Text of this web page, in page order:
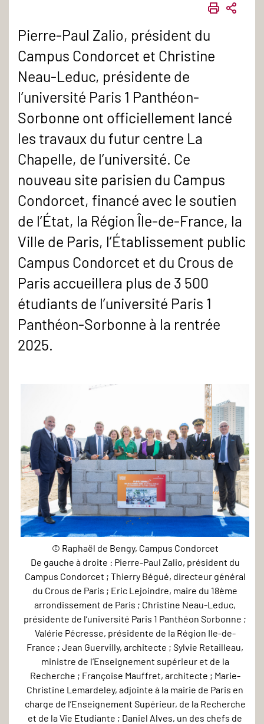
Pierre-Paul Zalio, président du
Campus Condorcet et Christine
Neau-Leduc, présidente de
l’université Paris 1 Panthéon-
Sorbonne ont officiellement lancé
les travaux du futur centre La
Chapelle, de l’université. Ce
nouveau site parisien du Campus
Condorcet, financé avec le soutien
de l’État, la Région Île-de-France, la
Ville de Paris, l’Établissement public
Campus Condorcet et du Crous de
Paris accueillera plus de 3 500
étudiants de l’université Paris 1
Panthéon-Sorbonne à la rentrée
2025.
Pose
de
la
première
pierre
du
Centre
La
Chapelle
de
© Raphaël de Bengy, Campus Condorcet
De gauche à droite : Pierre-Paul Zalio, président du
Campus Condorcet ; Thierry Bégué, directeur général
du Crous de Paris ; Eric Lejoindre, maire du 18ème
arrondissement de Paris ; Christine Neau-Leduc,
présidente de l’université Paris 1 Panthéon Sorbonne ;
Valérie Pécresse, présidente de la Région Ile-de-
France ; Jean Guervilly, architecte ; Sylvie Retailleau,
ministre de l’Enseignement supérieur et de la
Recherche ; Françoise Mauffret, architecte ; Marie-
Christine Lemardeley, adjointe à la mairie de Paris en
charge de l’Enseignement Supérieur, de la Recherche
et de la Vie Etudiante ; Daniel Alves, un des chefs de